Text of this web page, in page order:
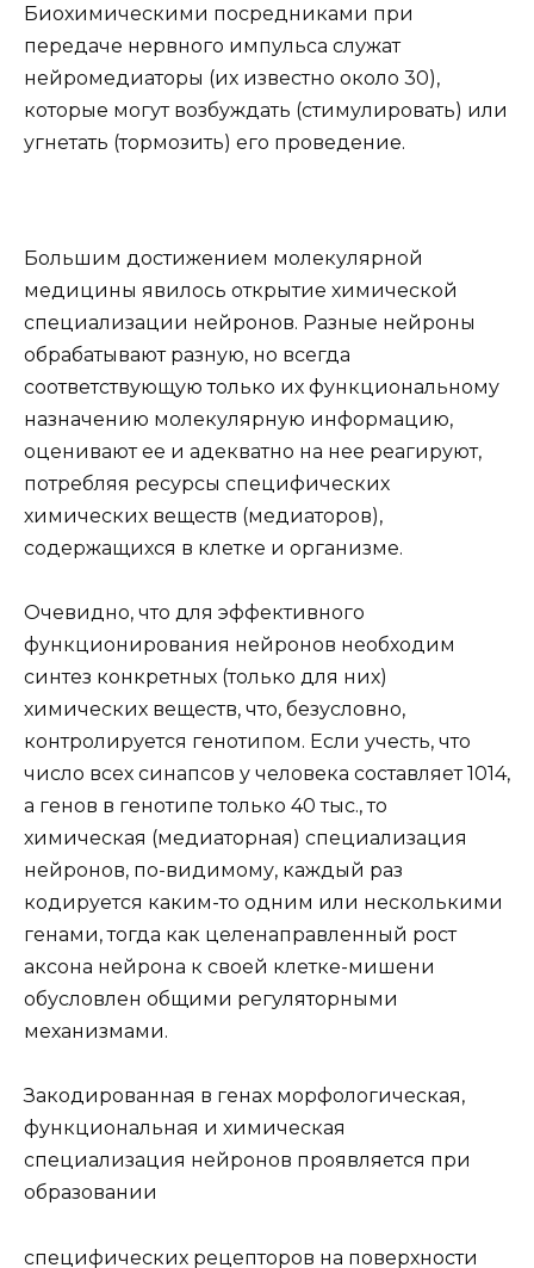
Биохимическими посредниками при
передаче нервного импульса служат
нейромедиаторы (их известно около 30),
которые могут возбуждать (стимулировать) или
угнетать (тормозить) его проведение.
Большим достижением молекулярной
медицины явилось открытие химической
специализации нейронов. Разные нейроны
обрабатывают разную, но всегда
соответствующую только их функциональному
назначению молекулярную информацию,
оценивают ее и адекватно на нее реагируют,
потребляя ресурсы специфических
химических веществ (медиаторов),
содержащихся в клетке и организме.
Очевидно, что для эффективного
функционирования нейронов необходим
синтез конкретных (только для них)
химических веществ, что, безусловно,
контролируется генотипом. Если учесть, что
число всех синапсов у человека составляет 1014,
а генов в генотипе только 40 тыс., то
химическая (медиаторная) специализация
нейронов, по-видимому, каждый раз
кодируется каким-то одним или несколькими
генами, тогда как целенаправленный рост
аксона нейрона к своей клетке-мишени
обусловлен общими регуляторными
механизмами.
Закодированная в генах морфологическая,
функциональная и химическая
специализация нейронов проявляется при
образовании
специфических рецепторов на поверхности